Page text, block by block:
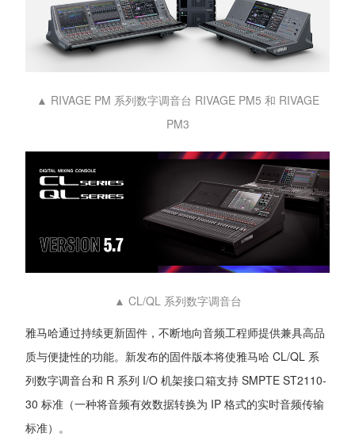
▲ RIVAGE PM 系列数字调音台 RIVAGE PM5 和 RIVAGE
PM3
▲ CL/QL 系列数字调音台
雅马哈通过持续更新固件，不断地向音频工程师提供兼具高品
质与便捷性的功能。新发布的固件版本将使雅马哈 CL/QL 系
列数字调音台和 R 系列 I/O 机架接口箱支持 SMPTE ST2110-
30 标准（一种将音频有效数据转换为 IP 格式的实时音频传输
标准）。